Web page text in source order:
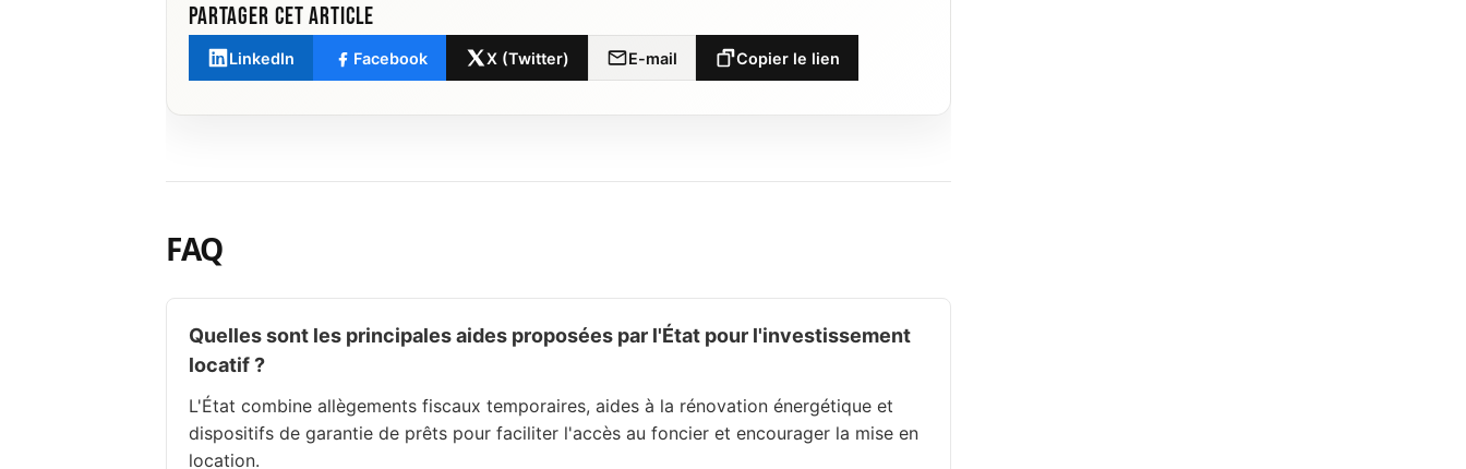
Partager cet article
LinkedIn Facebook X (Twitter) E-mail Copier le lien
FAQ
Quelles sont les principales aides proposées par l'État pour l'investissement
locatif ?
L'État combine allègements fiscaux temporaires, aides à la rénovation énergétique et
dispositifs de garantie de prêts pour faciliter l'accès au foncier et encourager la mise en
location.